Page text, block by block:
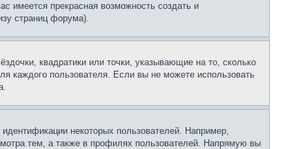
имеется прекрасная возможность создать и
страниц форума).
квадратики или точки, указывающие на то, сколько
каждого пользователя. Если вы не можете использовать
некоторых пользователей. Например,
тем, а также в профилях пользователей. Напрямую вы